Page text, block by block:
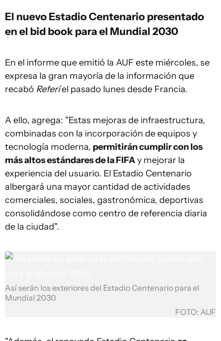
El nuevo Estadio Centenario presentado
en el bid book para el Mundial 2030
En el informe que emitió la AUF este miércoles, se
expresa la gran mayoría de la información que
recabó Referíel pasado lunes desde Francia.
A ello, agrega: "Estas mejoras de infraestructura,
combinadas con la incorporación de equipos y
tecnología moderna, permitirán cumplir con los
más altos estándares de la FIFAy mejorar la
experiencia del usuario. El Estadio Centenario
albergará una mayor cantidad de actividades
comerciales, sociales, gastronómica, deportivas
consolidándose como centro de referencia diaria
de la ciudad".
Así serán los exteriores del Estadio Centenario para el
Mundial 2030
FOTO: AUF